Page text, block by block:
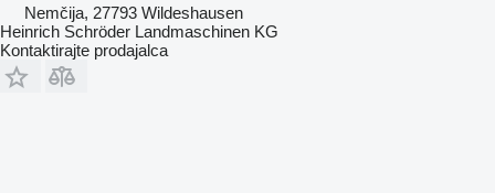
Nemčija, 27793 Wildeshausen
Heinrich Schröder Landmaschinen KG
Kontaktirajte prodajalca